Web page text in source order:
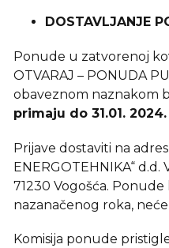
DOSTAVLJANJE
Ponude u zatvorenoj
OTVARAJ – PONUDA
obaveznom naznakom
primaju do 31.01.
Prijave dostaviti na
ENERGOTEHNIKA“
71230 Vogošća.
nazanačenog roka,
Komisija ponude